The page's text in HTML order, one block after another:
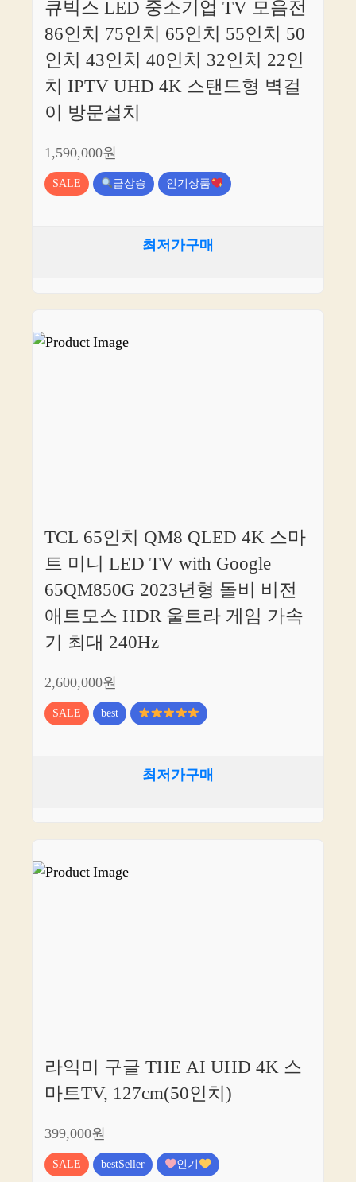
큐빅스 LED 중소기업 TV 모음전
86인치 75인치 65인치 55인치 50
인치 43인치 40인치 32인치 22인
치 IPTV UHD 4K 스탠드형 벽걸
이 방문설치
1,590,000원
SALE 급상승 인기상품
최저가구매
TCL 65인치 QM8 QLED 4K 스마
트 미니 LED TV with Google
65QM850G 2023년형 돌비 비전
애트모스 HDR 울트라 게임 가속
기 최대 240Hz
2,600,000원
SALE best
최저가구매
라익미 구글 THE AI UHD 4K 스
마트TV, 127cm(50인치)
399,000원
SALE bestSeller 인기